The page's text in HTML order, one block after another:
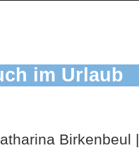
im Urlaub
Birkenbeul |